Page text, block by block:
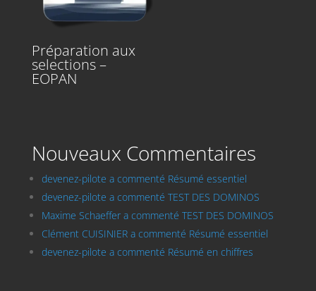
Préparation aux
selections –
EOPAN
Nouveaux Commentaires
devenez-pilote a commenté Résumé essentiel
devenez-pilote a commenté TEST DES DOMINOS
Maxime Schaeffer a commenté TEST DES DOMINOS
Clément CUISINIER a commenté Résumé essentiel
devenez-pilote a commenté Résumé en chiffres